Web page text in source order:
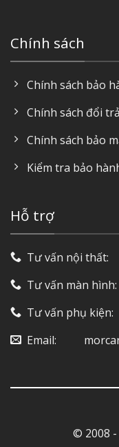
Chính sách
Chính sách bảo
Chính sách đổi trả
Chính sách bảo
Kiểm tra bảo
Hỗ trợ
Tư vấn nội thất:
Tư vấn màn hình:
Tư vấn phụ kiện:
Email:
© 2008 -